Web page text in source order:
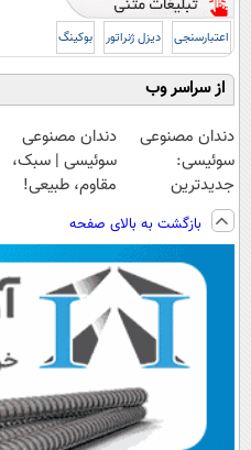
اعتبارسنجی دیزل ژنراتور بوکینگ
از سراسر وب
دندان مصنوعی
سوئیسی:
جدیدترین
فناوری اروپا،
سبک و مقاوم |
پرداخت قسطی
دندان مصنوعی
سوئیسی | سبک،
مقاوم، طبیعی!
رایگان+پرداخت
اقساطی😍
بازگشت به بالای صفحه